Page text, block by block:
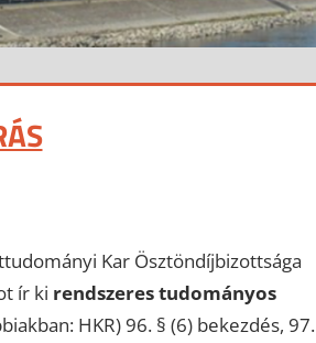
Kar Ösztöndíjbizottsága
ír ki rendszeres tudományos
HKR) 96. § (6) bekezdés, 97.